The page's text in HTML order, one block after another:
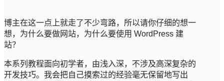
博主在这一点上就走了不少弯路，所以请你仔细的想一
想，为什么要做网站，为什么要使用 WordPress 建
站？
本系列教程面向初学者，由浅入深，不涉及高深复杂的
开发技巧。我会把自己摸索过的经验毫无保留地写出